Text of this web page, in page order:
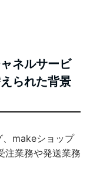
ネルサービ
られた背景
makeショップ
注業務や発送業務